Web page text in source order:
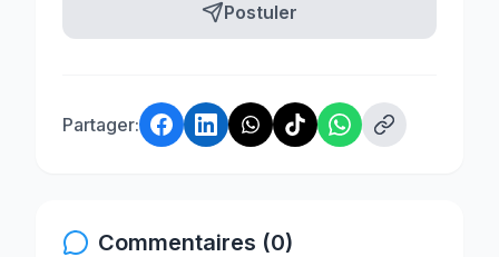
Postuler
Partager:
Commentaires (0)